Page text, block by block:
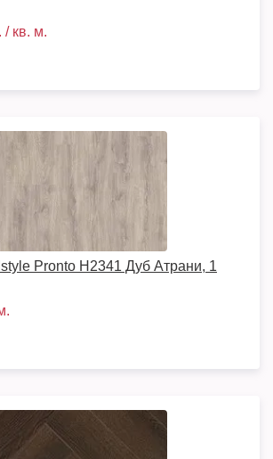
/ кв. м.
Pronto H2341 Дуб Атрани, 1